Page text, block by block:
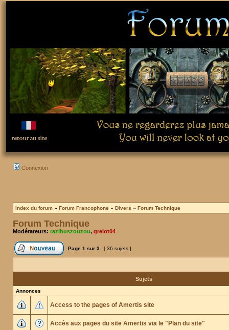
Connexion
Index du forum » Forum Francophone » Divers » Forum Technique
Forum Technique
Modérateurs: razibuszouzou, grelot04
Page 1 sur 3 [ 36 sujets ]
Sujets
Annonces
Access to the pages of Amertis site
Accès aux pages du site Amertis via le "Plan du site"